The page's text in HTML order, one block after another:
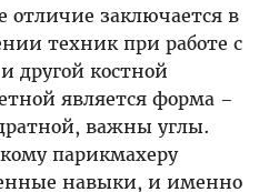
заключается в
техник при работе с
другой костной
является форма –
важны углы.
парикмахеру
навыки, и именно